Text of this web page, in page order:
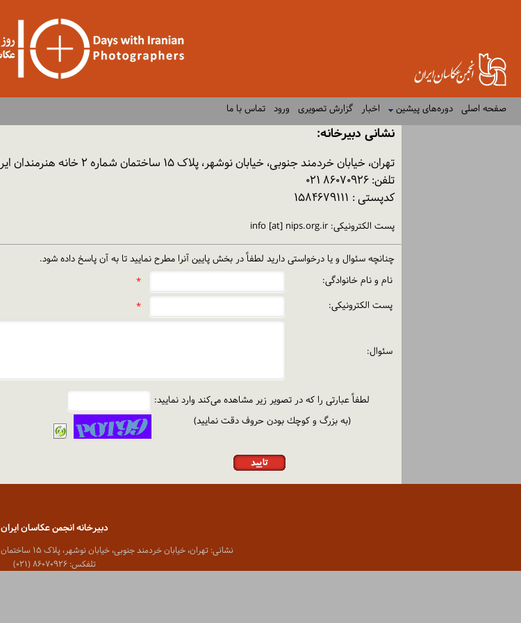
صفحه اصلی دوره‌های پیشین اخبار گزارش تصویری ورود تماس با ما
نشانی دبیرخانه:
تهران، خیابان خردمند جنوبی، خیابان نوشهر، پلاک ۱۵ ساختمان شماره ۲ خانه هنرمندان ایران، واحد ۸
تلفن: ۸۶۰۷۰۹۲۶ ۰۲۱
کدپستی : ۱۵۸۴۶۷۹۱۱۱
پست الکترونیکی: info [at] nips.org.ir
چنانچه سئوال و یا درخواستی دارید لطفاً در بخش پایین آنرا مطرح نمایید تا به آن پاسخ داده شود.
نام و نام خانوادگی:
*
پست الكترونیكی:
*
سئوال:
لطفاً عبارتی را كه در تصویر زیر مشاهده می‌كند وارد نمایید:
(به بزرگ و كوچك بودن حروف دقت نمایید)
دبیرخانه انجمن عکاسان ایران
نشانی: تهران، خیابان خردمند جنوبی، خیابان نوشهر، پلاک ۱۵ ساختمان شماره ۲ خانه هنرمندان ایران، واحد ۸
تلفکس: ۸۶۰۷۰۹۲۶ (۰۲۱)